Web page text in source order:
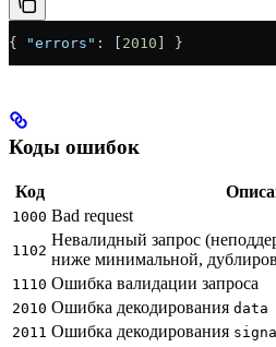
{ "errors" : [ 2010 ] }
Коды ошибок
Код
1000 Bad request
1102
Невалидный запрос
ниже минимальной,
1110 Ошибка валидации запроса
2010 Ошибка декодирования data
2011 Ошибка декодирования